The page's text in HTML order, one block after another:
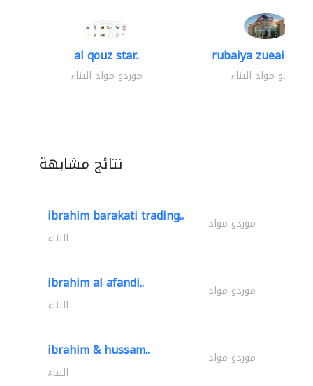
al qouz star..
موردو مواد البناء
rubaiya zueaid
موردو مواد البناء
نتائج مشابهة
ibrahim barakati trading.. موردو مواد
البناء
ibrahim al afandi.. موردو مواد
البناء
ibrahim & hussam.. موردو مواد
البناء